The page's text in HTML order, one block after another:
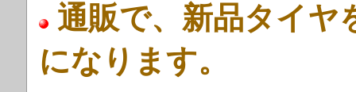
通販で、新品タイ
になります。